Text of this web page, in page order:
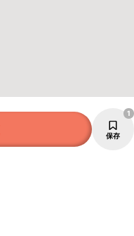
保存
1